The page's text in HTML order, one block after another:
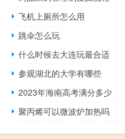
飞机上厕所怎么用
跳伞怎么玩
什么时候去大连玩最合适
参观湖北的大学有哪些
2023年海南高考满分多少
聚丙烯可以微波炉加热吗